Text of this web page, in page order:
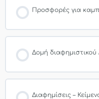
Προσφορές για
Δομή διαφημιστικού
Διαφημίσεις –